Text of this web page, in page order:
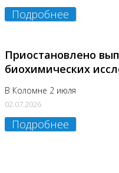
Подробнее
Приостановлено
биохимических
В Коломне 2 июля
02.07.2026
Подробнее